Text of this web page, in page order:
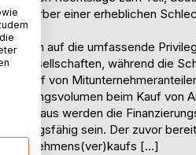
einer erheblichen
allem auf die umfassende
während die
Kauf von
beim Kauf von
hinaus werden die
abzugsfähig sein. Der zuvor
[…]